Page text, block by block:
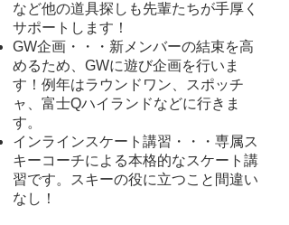
など他の道具探しも先輩たちが手厚く
サポートします！
GW企画・・・新メンバーの結束を高
めるため、GWに遊び企画を行いま
す！例年はラウンドワン、スポッチ
ャ、富士Qハイランドなどに行きま
す。
インラインスケート講習・・・専属ス
キーコーチによる本格的なスケート講
習です。スキーの役に立つこと間違い
なし！